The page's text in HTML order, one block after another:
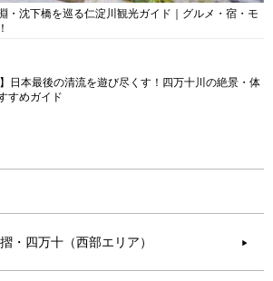
・沈下橋を巡る仁淀川観光ガイド｜グルメ・宿・モ
日本最後の清流を遊び尽くす！四万十川の絶景・体
すめガイド
・四万十（西部エリア） ▶︎